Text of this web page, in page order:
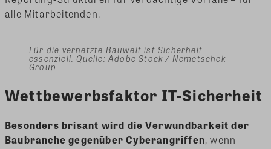
alle Mitarbeitenden.
Für die vernetzte Bauwelt ist Sicherheit
essenziell. Quelle: Adobe Stock / Nemetschek
Group
Wettbewerbsfaktor IT-Sicherheit
Besonders brisant wird die Verwundbarkeit der
Baubranche gegenüber Cyberangriffen, wenn